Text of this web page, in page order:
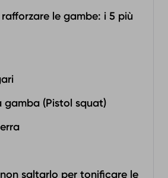
rafforzare le gambe: i 5 più
gamba (Pistol squat)
saltarlo per tonificare le